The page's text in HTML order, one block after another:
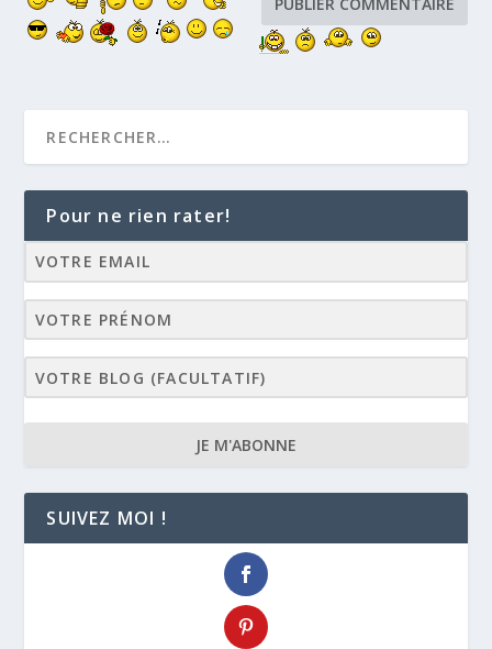
Pour ne rien rater!
JE M'ABONNE
SUIVEZ MOI !